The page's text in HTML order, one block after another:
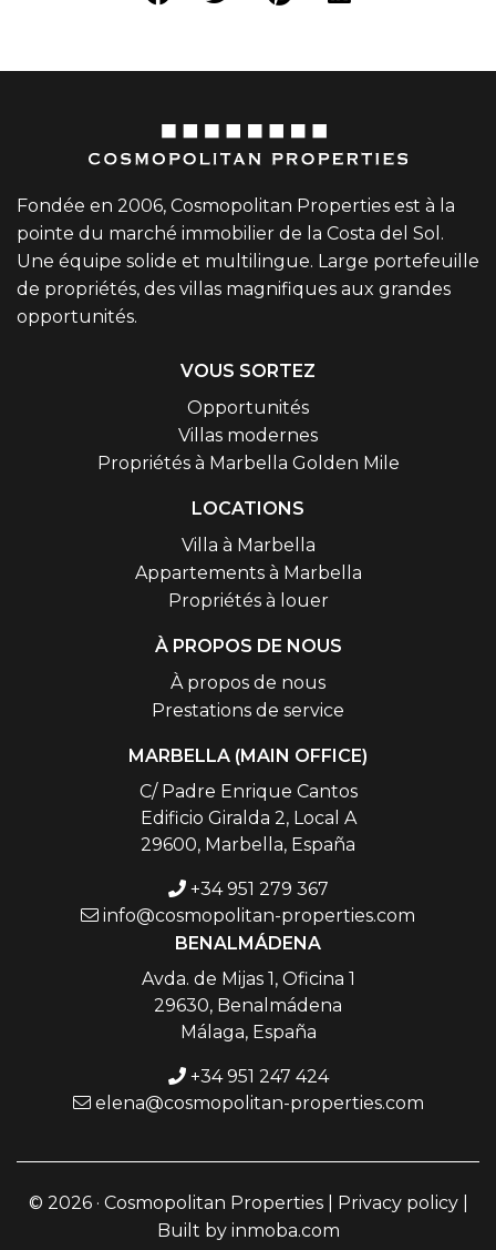
Fondée en 2006, Cosmopolitan Properties est à la
pointe du marché immobilier de la Costa del Sol.
Une équipe solide et multilingue. Large portefeuille
de propriétés, des villas magnifiques aux grandes
opportunités.
VOUS SORTEZ
Opportunités
Villas modernes
Propriétés à Marbella Golden Mile
LOCATIONS
Villa à Marbella
Appartements à Marbella
Propriétés à louer
À PROPOS DE NOUS
À propos de nous
Prestations de service
MARBELLA (MAIN OFFICE)
C/ Padre Enrique Cantos
Edificio Giralda 2, Local A
29600, Marbella, España
+34 951 279 367
info@cosmopolitan-properties.com
BENALMÁDENA
Avda. de Mijas 1, Oficina 1
29630, Benalmádena
Málaga, España
+34 951 247 424
elena@cosmopolitan-properties.com
© 2026 · Cosmopolitan Properties | Privacy policy|
Built by inmoba.com